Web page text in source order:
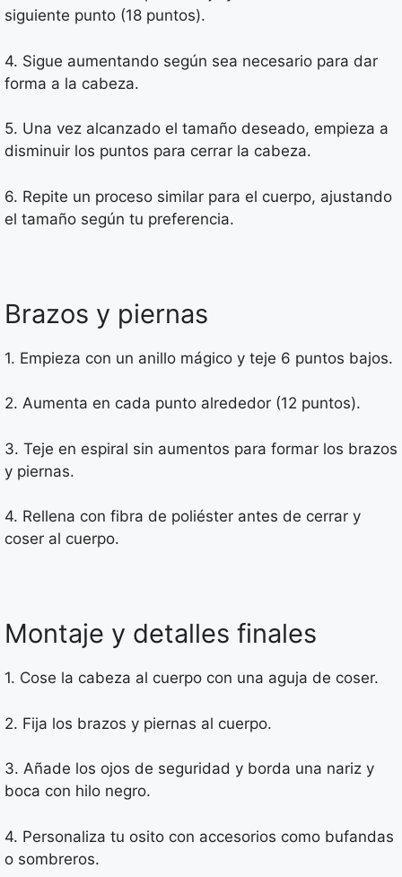
siguiente punto (18 puntos).
4. Sigue aumentando según sea necesario para dar
forma a la cabeza.
5. Una vez alcanzado el tamaño deseado, empieza a
disminuir los puntos para cerrar la cabeza.
6. Repite un proceso similar para el cuerpo, ajustando
el tamaño según tu preferencia.
Brazos y piernas
1. Empieza con un anillo mágico y teje 6 puntos bajos.
2. Aumenta en cada punto alrededor (12 puntos).
3. Teje en espiral sin aumentos para formar los brazos
y piernas.
4. Rellena con fibra de poliéster antes de cerrar y
coser al cuerpo.
Montaje y detalles finales
1. Cose la cabeza al cuerpo con una aguja de coser.
2. Fija los brazos y piernas al cuerpo.
3. Añade los ojos de seguridad y borda una nariz y
boca con hilo negro.
4. Personaliza tu osito con accesorios como bufandas
o sombreros.